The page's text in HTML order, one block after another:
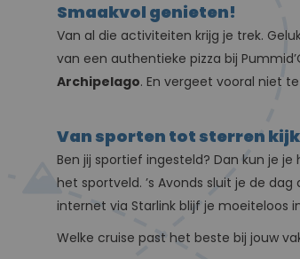
Smaakvol genieten!
Van al die activiteiten krijg je trek.
van een authentieke pizza bij
Archipelago. En vergeet vooral niet
Van sporten tot sterren
Ben jij sportief ingesteld? Dan kun je
het sportveld. ’s Avonds sluit je de
internet via Starlink blijf je
Welke cruise past het beste bij jouw